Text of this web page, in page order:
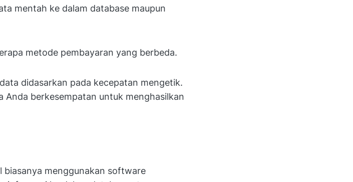
mentah ke dalam database maupun
metode pembayaran yang berbeda.
didasarkan pada kecepatan mengetik.
Anda berkesempatan untuk menghasilkan
menggunakan software